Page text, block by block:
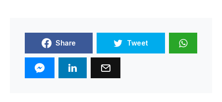
Share Tweet